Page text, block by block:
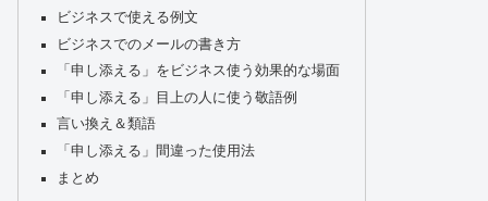
ビジネスで使える例文
ビジネスでのメールの書き方
「申し添える」をビジネス使う効果的な場面
「申し添える」目上の人に使う敬語例
言い換え＆類語
「申し添える」間違った使用法
まとめ